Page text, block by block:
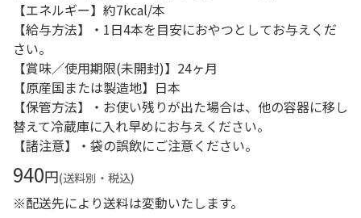
【エネルギー】約7kcal/本
【給与方法】・1日4本を目安におやつとしてお与えくだ
さい。
【賞味／使用期限(未開封)】24ヶ月
【原産国または製造地】日本
【保管方法】・お使い残りが出た場合は、他の容器に移し
替えて冷蔵庫に入れ早めにお与えください。
【諸注意】・袋の誤飲にご注意ください。
940円(送料別・税込)
※配送先により送料は変動いたします。